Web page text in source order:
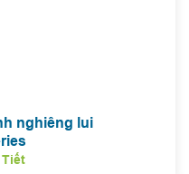
nghiêng lui
Tiết